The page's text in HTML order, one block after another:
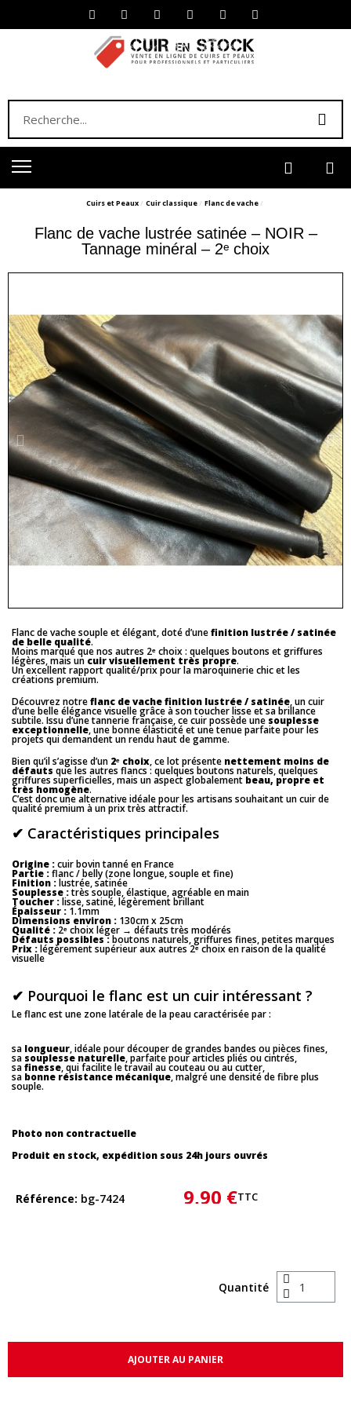
Cuirs et Peaux Cuir classique Flanc de vache
Flanc de vache lustrée satinée – NOIR –
Tannage minéral – 2ᵉ choix
Flanc de vache souple et élégant, doté d’unefinition lustrée / satinée
de belle qualité.
Moins marqué que nos autres 2ᵉ choix : quelques boutons et griffures
légères, mais un cuir visuellement très propre.
Un excellent rapport qualité/prix pour la maroquinerie chic et les
créations premium.
Découvrez notreflanc de vache finition lustrée / satinée, un cuir
d’une belle élégance visuelle grâce à son toucher lisse et sa brillance
subtile. Issu d’une tannerie française, ce cuir possède une souplesse
exceptionnelle, une bonne élasticité et une tenue parfaite pour les
projets qui demandent un rendu haut de gamme.
Bien qu’il s’agisse d’un 2ᵉ choix, ce lot présente nettement moins de
défauts que les autres flancs : quelques boutons naturels, quelques
griffures superficielles, mais un aspect globalement beau, propre et
très homogène.
C’est donc une alternative idéale pour les artisans souhaitant un cuir de
qualité premium à un prix très attractif.
✔ Caractéristiques principales
Origine :cuir bovin tanné en France
Partie :flanc / belly (zone longue, souple et fine)
Finition :lustrée, satinée
Souplesse :très souple, élastique, agréable en main
Toucher :lisse, satiné, légèrement brillant
Épaisseur : 1.1mm
Dimensions environ : 130cm x 25cm
Qualité : 2ᵉ choix léger → défauts très modérés
Défauts possibles :boutons naturels, griffures fines, petites marques
Prix :légèrement supérieur aux autres 2ᵉ choix en raison de la qualité
visuelle
✔ Pourquoi le flanc est un cuir intéressant ?
Le flanc est une zone latérale de la peau caractérisée par :
sa longueur, idéale pour découper de grandes bandes ou pièces fines,
sa souplesse naturelle, parfaite pour articles pliés ou cintrés,
safinesse, qui facilite le travail au couteau ou au cutter,
sa bonne résistance mécanique, malgré une densité de fibre plus
souple.
Photo non contractuelle
Produit en stock, expédition sous 24h jours ouvrés
Référence bg-7424 9,90 €TTC
Quantité
AJOUTER AU PANIER